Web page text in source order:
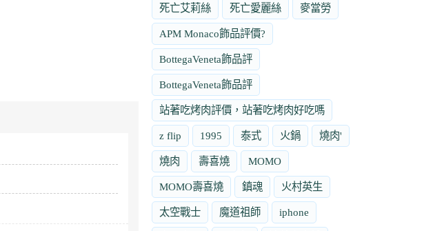
死亡艾莉絲 死亡愛麗絲 麥當勞
APM Monaco飾品評價?
BottegaVeneta飾品評
BottegaVeneta飾品評
站著吃烤肉評價，站著吃烤肉好吃嗎
z flip 1995 泰式 火鍋 燒肉'
燒肉 壽喜燒 MOMO
MOMO壽喜燒 鎮魂 火村英生
太空戰士 魔道祖師 iphone